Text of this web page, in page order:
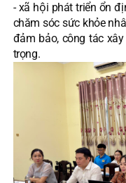
- xã hội phát triển ổn
chăm sóc sức khỏe
đảm bảo, công tác
trọng.